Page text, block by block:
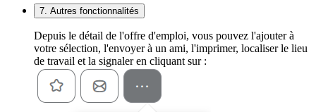
7. Autres fonctionnalités
Depuis le détail de l'offre d'emploi, vous pouvez l'ajouter à
votre sélection, l'envoyer à un ami, l'imprimer, localiser le lieu
de travail et la signaler en cliquant sur :